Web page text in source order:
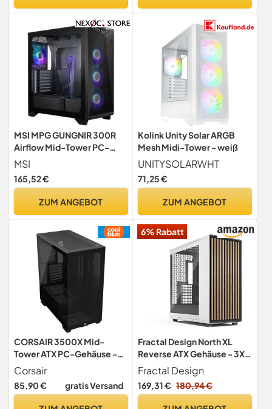
PC-Gehäuse,Type-
C(Schwarz, M2)
MSI MPG GUNGNIR 300R
Airflow Mid-Tower PC-
Gehäuse - E-ATX
Unterstützung,
Grafikkartenständer,
ARGB-PWM-Lüfter,
USB 3.2 Gen 2x2 Typ-C
MSI
165,52 €
ZUM ANGEBOT
Kolink Unity Solar ARGB
Mesh Midi-Tower - weiß
UNITYSOLARWHT
71,25 €
ZUM ANGEBOT
CORSAIR 3500X Mid-
Tower ATX PC-Gehäuse -
Gehärtetes Panorama-Glas
- Umgekehrte Verbindung
Motherboard-Kompatibel
Corsair
85,90 € gratis Versand
6% Rabatt
Fractal Design North XL
Reverse ATX Gehäuse - 3X
140mm
Fractal Design
169,31 € 180,94 €